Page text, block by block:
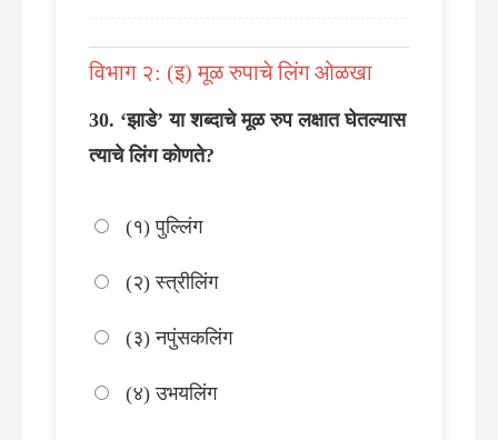
विभाग २: (इ) मूळ रुपाचे लिंग ओळखा
‘झाडे’ या शब्दाचे मूळ रुप लक्षात घेतल्यास
त्याचे लिंग कोणते?
(१) पुल्लिंग
(२) स्त्रीलिंग
(३) नपुंसकलिंग
(४) उभयलिंग